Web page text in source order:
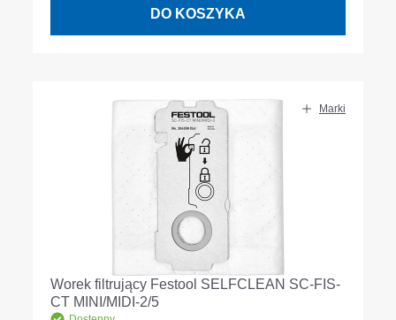
DO KOSZYKA
Marki
Worek filtrujący Festool SELFCLEAN SC-FIS-
CT MINI/MIDI-2/5